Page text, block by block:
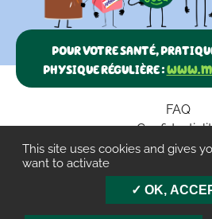
POUR VOTRE SANTÉ,
PHYSIQUE RÉGULIÈRE :
FAQ
Paramètres des
Mentions
This site uses cookies and gives
want to activate
OK,